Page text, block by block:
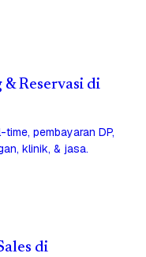
Reservasi di
pembayaran DP,
klinik, & jasa.
di